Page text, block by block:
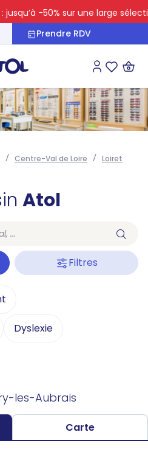
jusqu’à -50% sur une large
Prendre RDV
Connexion
Centre-Val de Loire
Loiret
Atol
Filtres
Dyslexie
les-Aubrais
Carte